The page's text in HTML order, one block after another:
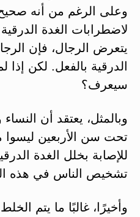
وعلى الرغم من أنه
لاضطرابات الغدة
يتعرض الرجال، فإن
الدرقية بالفعل. لكن
سيعرف؟
وبالمثل، يعتقد أن
تحت سن الأربعين ليسوا
للإصابة بخلل الغدة
تشخيص الناس في هذه
وأخيرًا، غالبًا ما يتم